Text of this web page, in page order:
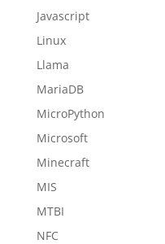
Javascript
Linux
Llama
MariaDB
MicroPython
Microsoft
Minecraft
MIS
MTBI
NFC